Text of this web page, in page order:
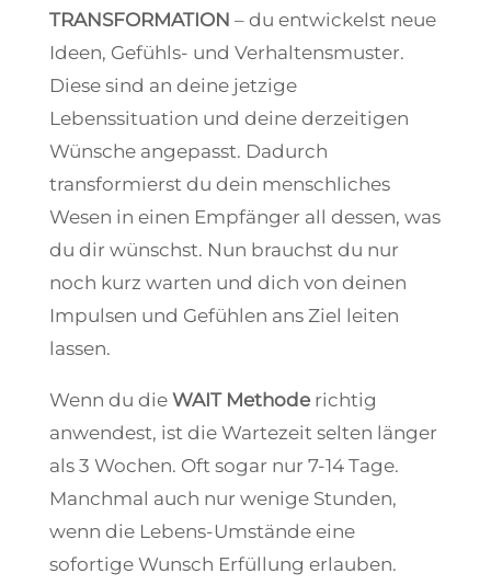
TRANSFORMATION – du entwickelst neue
Ideen, Gefühls- und Verhaltensmuster.
Diese sind an deine jetzige
Lebenssituation und deine derzeitigen
Wünsche angepasst. Dadurch
transformierst du dein menschliches
Wesen in einen Empfänger all dessen, was
du dir wünschst. Nun brauchst du nur
noch kurz warten und dich von deinen
Impulsen und Gefühlen ans Ziel leiten
lassen.
Wenn du die WAIT Methoderichtig
anwendest, ist die Wartezeit selten länger
als 3 Wochen. Oft sogar nur 7-14 Tage.
Manchmal auch nur wenige Stunden,
wenn die Lebens-Umstände eine
sofortige Wunsch Erfüllung erlauben.